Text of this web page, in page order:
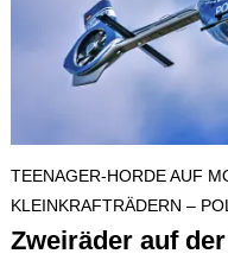
TEENAGER-HORDE AUF
KLEINKRAFTRÄDERN –
Zweiräder auf